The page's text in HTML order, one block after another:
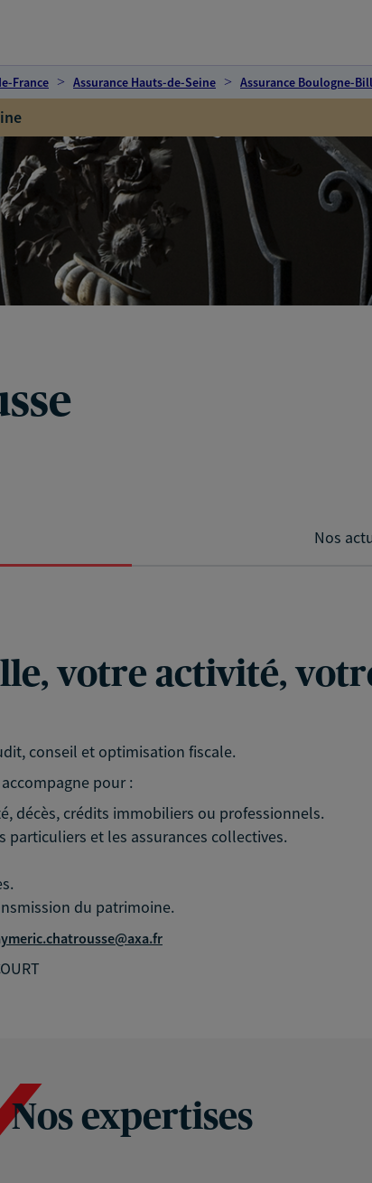
France Assurance Hauts-de-Seine Assurance Boulogne-
Nos
votre activité,
conseil et optimisation fiscale.
pour :
décès, crédits immobiliers ou professionnels.
et les assurances collectives.
du patrimoine.
Nos expertises